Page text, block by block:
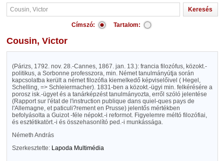
Címszó: Tartalom:
Cousin, Victor
(Párizs, 1792. nov. 28.-Cannes, 1867. jan. 13.): francia filozófus, közokt.-
politikus, a Sorbonne professzora, min. Német tanulmányútja során
kapcsolatba került a német filozófia kiemelkedő képviselőivel ( Hegel,
Schelling, => Schleiermacher). 1831-ben a közokt.-ügyi min. felkérésére a
porosz isk.-ügyet és a tanárképzést tanulmányozta, erről szóló jelentése
(Rapport sur l'état de l'instruction publique dans quiel-ques pays de
l'Allemagne, et paticuli?rement en Prusse) jelentős mértékben
befolyásolta a Guizot -féle népokt.-i reformot. Figyelemre méltó filozófiai,
és esztétikatört.-i és összehasonlító ped.-i munkássága.
Németh András
Szerkesztette: Lapoda Multimédia